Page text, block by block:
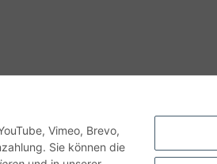
Vimeo, Brevo,
Sie können die
und vom Produkt abweichen.